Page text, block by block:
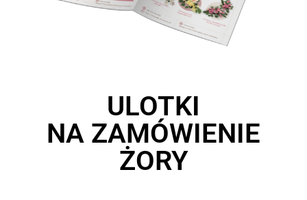
ULOTKI
NA ZAMÓWIENIE
ŻORY